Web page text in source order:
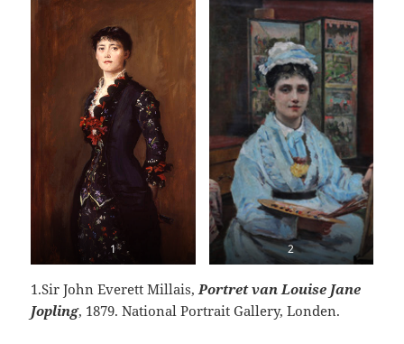
1 2
1.Sir John Everett Millais,Portret van Louise Jane
Jopling, 1879. National Portrait Gallery, Londen.